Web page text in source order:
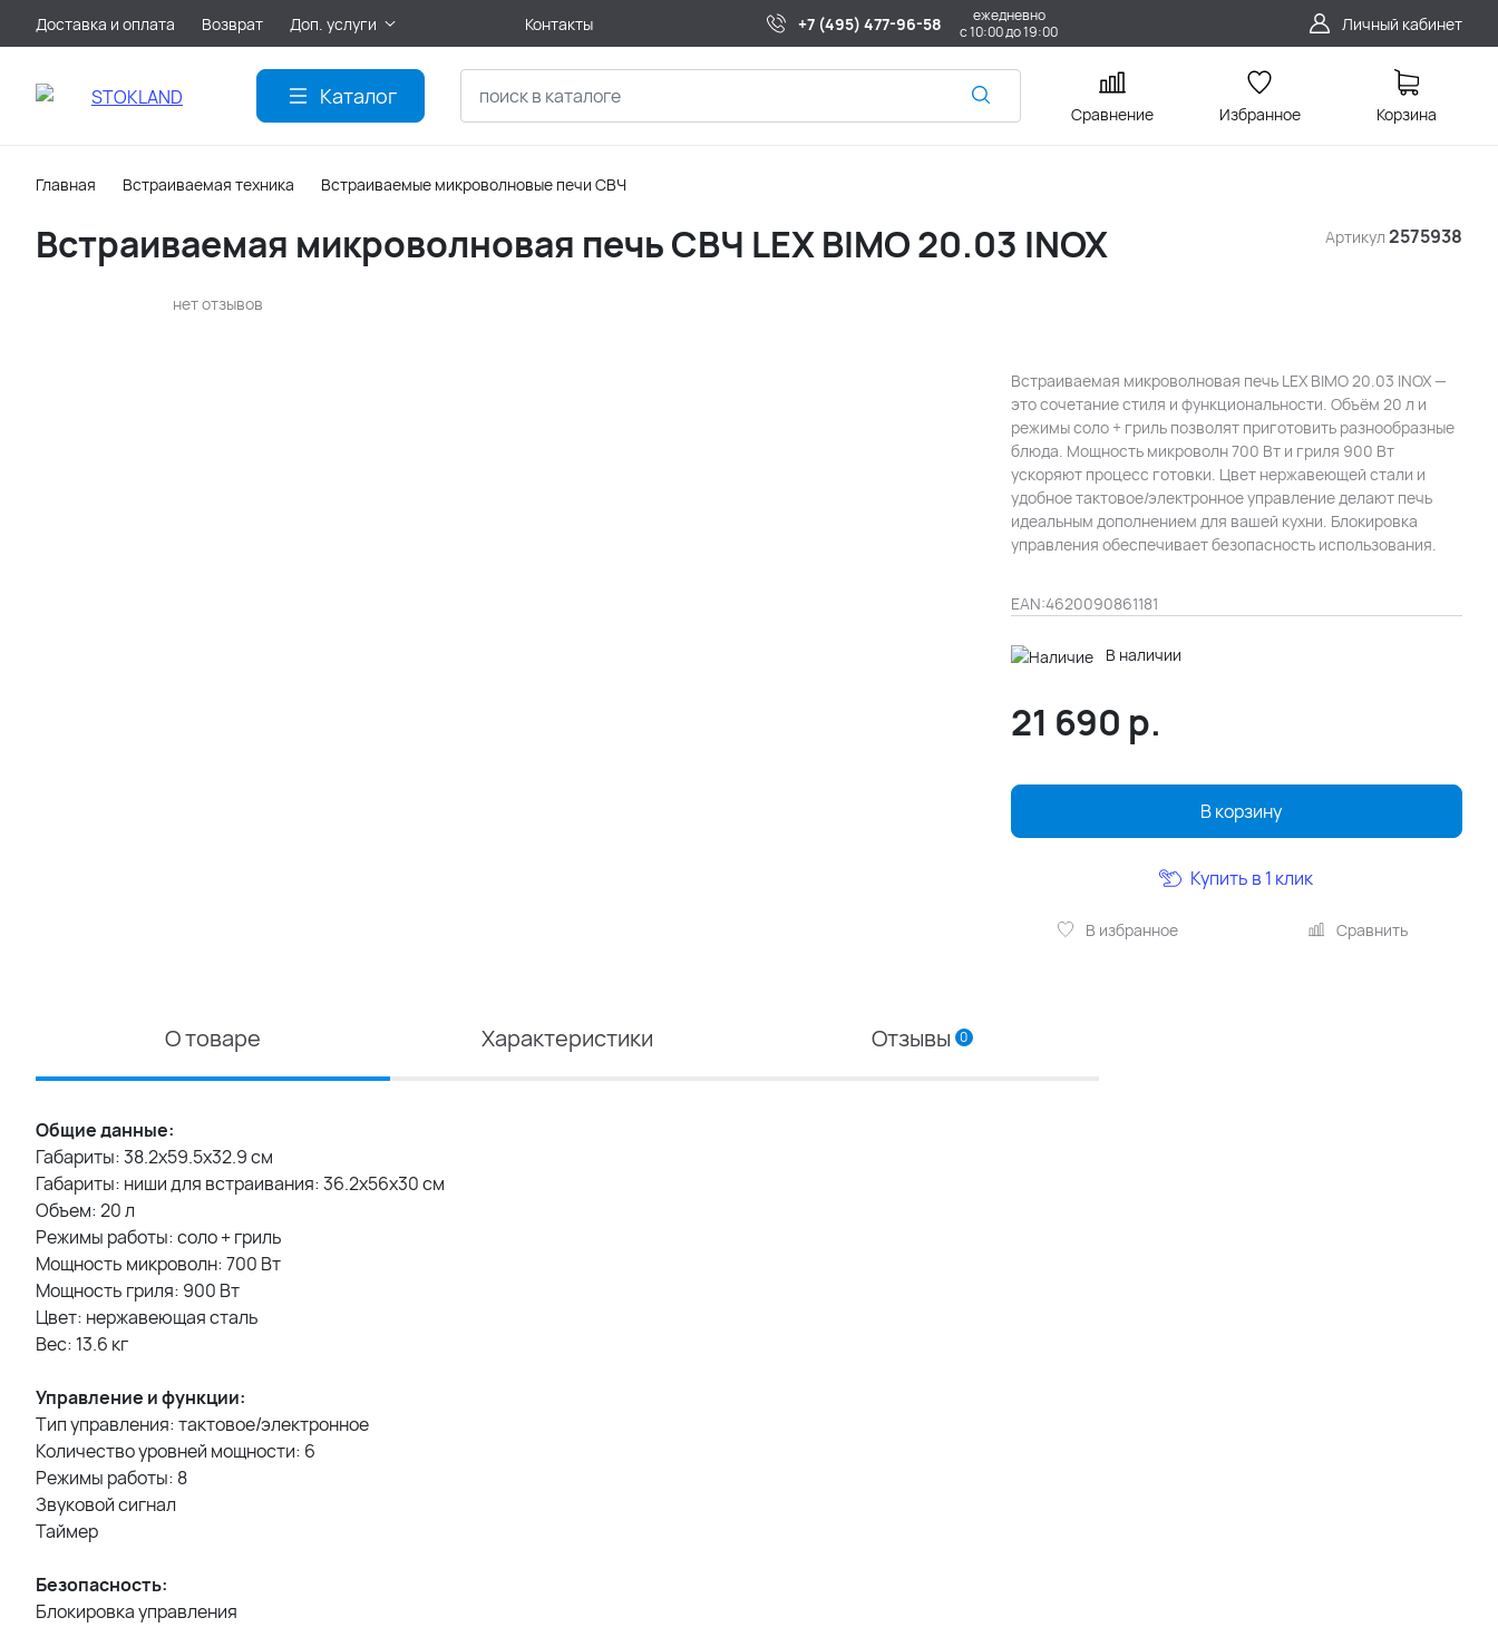
Доставка и оплата Возврат Доп. услуги Контакты +7 (495) 477-96-58
ежедневно
с 10:00 до 19:00
Личный кабинет
Каталог
Сравнение Избранное Корзина
Главная Встраиваемая техника Встраиваемые микроволновые печи СВЧ
Артикул 2575938
Встраиваемая микроволновая печь СВЧ LEX BIMO 20.03 INOX
нет отзывов
Встраиваемая микроволновая печь LEX BIMO 20.03 INOX —
это сочетание стиля и функциональности. Объём 20 л и
режимы соло + гриль позволят приготовить разнообразные
блюда. Мощность микроволн 700 Вт и гриля 900 Вт
ускоряют процесс готовки. Цвет нержавеющей стали и
удобное тактовое/электронное управление делают печь
идеальным дополнением для вашей кухни. Блокировка
управления обеспечивает безопасность использования.
EAN:4620090861181
В наличии
21 690 р.
В корзину
В избранное Сравнить
Купить в 1 клик
О товаре Характеристики Отзывы 0
Общие данные:
Габариты: 38.2х59.5х32.9 см
Габариты: ниши для встраивания: 36.2х56х30 см
Объем: 20 л
Режимы работы: соло + гриль
Мощность микроволн: 700 Вт
Мощность гриля: 900 Вт
Цвет: нержавеющая сталь
Вес: 13.6 кг
Управление и функции:
Тип управления: тактовое/электронное
Количество уровней мощности: 6
Режимы работы: 8
Звуковой сигнал
Таймер
Безопасность:
Блокировка управления